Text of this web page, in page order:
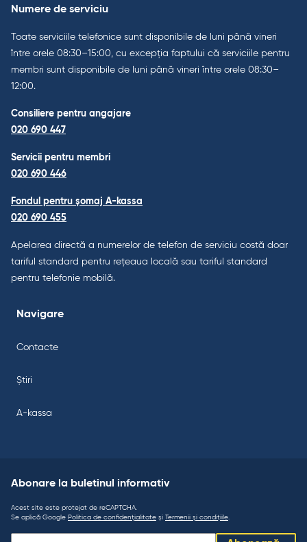
Numere de serviciu
Toate serviciile telefonice sunt disponibile de luni până vineri
între orele 08:30–15:00, cu excepția faptului că serviciile pentru
membri sunt disponibile de luni până vineri între orele 08:30–
12:00.
Consiliere pentru angajare
020 690 447
Servicii pentru membri
020 690 446
Fondul pentru șomaj A-kassa
020 690 455
Apelarea directă a numerelor de telefon de serviciu costă doar
tariful standard pentru rețeaua locală sau tariful standard
pentru telefonie mobilă.
Navigare
Contacte
Știri
A-kassa
Abonare la buletinul informativ
Acest site este protejat de reCAPTCHA.
Se aplică Google Politica de confidențialitate și Termenii și condițiile.